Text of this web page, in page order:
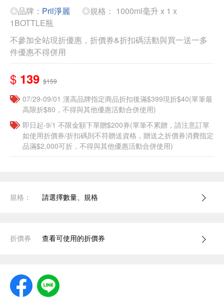
◎品牌： Pril淨麗
◎規格： 1000ml毫升 x 1 x
1BOTTLE瓶
不參加全站現折優惠，折價券&折扣碼活動與買一送一多
件優惠不得併用
$ 139 $159
07/29-09/01 漢高品牌指定商品折扣後滿$399現折$40(單筆最
高限折$80，不得與其他優惠活動合併使用)
即日起-9/1 不限金額下單贈$200券(單筆不累贈，請注意訂單
如使用折價券/折扣碼則不符贈送資格，贈送之折價券消費指定
品滿$2,000可折，不得與其他優惠活動合併使用)
規格： 請選擇數量、規格
折價券 查看可使用的折價券